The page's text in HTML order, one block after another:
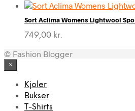
Sort Aclima Womens Lightwool
749,00 kr.
© Fashion Blogger
×
Kjoler
Bukser
T-Shirts